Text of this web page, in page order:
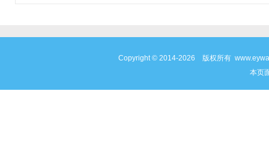
Copyright © 2014-2026 版权所有
本页